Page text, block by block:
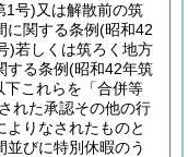
1号)又は解散前の筑
に関する条例(昭和42
)若しくは筑ろく地方
する条例(昭和42年筑
下これらを「合併等
れた承認その他の行
りなされたものと
びに特別休暇のう